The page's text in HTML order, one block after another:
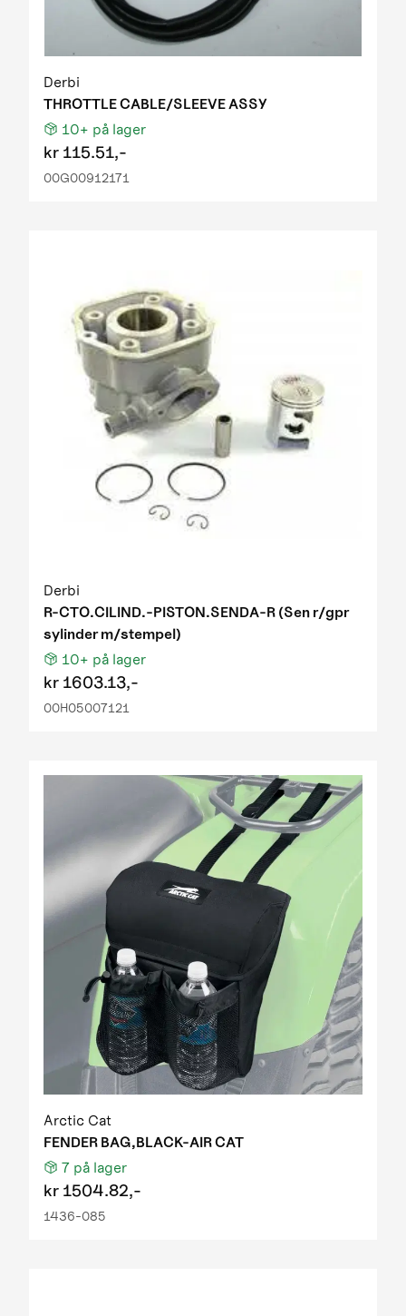
Derbi
THROTTLE CABLE/SLEEVE ASSY
10+ på lager
kr 115.51,-
00G00912171
Derbi
R-CTO.CILIND.-PISTON.SENDA-R (Sen r/gpr
sylinder m/stempel)
10+ på lager
kr 1603.13,-
00H05007121
Arctic Cat
FENDER BAG,BLACK-AIR CAT
7 på lager
kr 1504.82,-
1436-085